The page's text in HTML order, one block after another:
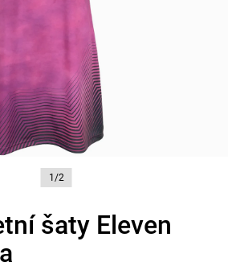
1/2
šaty Eleven